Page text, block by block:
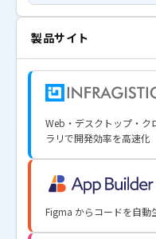
製品サイト
Web・デスクトップ・ク
ラリで開発効率を高速化
Figma からコードを自動